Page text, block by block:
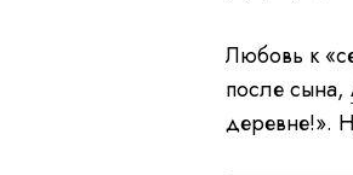
Любовь к
после сына,
деревне!».